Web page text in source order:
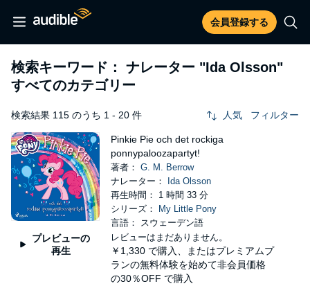
会員登録する
検索キーワード： ナレーター "Ida Olsson"
すべてのカテゴリー
検索結果 115 のうち 1 - 20 件 人気 フィルター
プレビューの
再生
Pinkie Pie och det rockiga
ponnypaloozapartyt!
著者： G. M. Berrow
ナレーター：
Ida Olsson
再生時間： 1 時間 33 分
シリーズ：
My Little Pony
言語： スウェーデン語
レビューはまだありません。
￥1,330 で購入、またはプレミアムプ
ランの無料体験を始めて非会員価格
の30％OFF で購入